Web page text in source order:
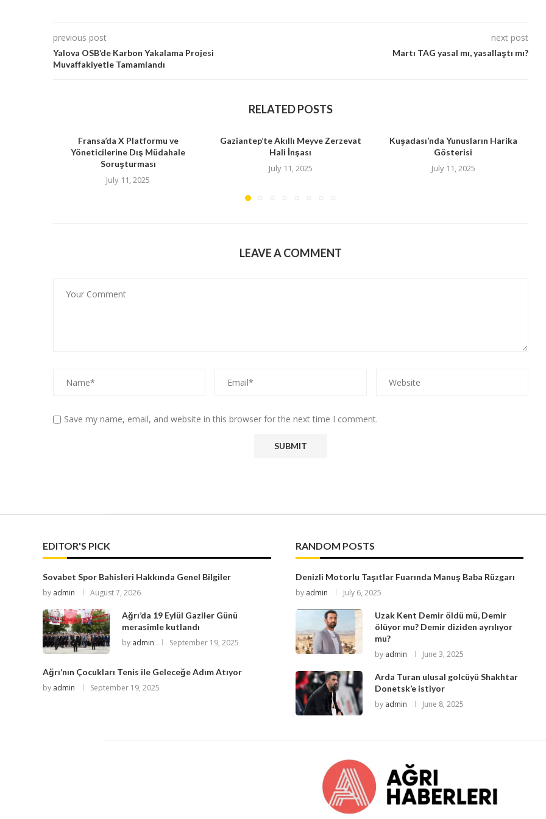
previous post
Yalova OSB’de Karbon Yakalama Projesi
Muvaffakiyetle Tamamlandı
next post
Martı TAG yasal mı, yasallaştı mı?
RELATED POSTS
Fransa’da X Platformu ve
Yöneticilerine Dış Müdahale
Soruşturması
July 11, 2025
Gaziantep’te Akıllı Meyve Zerzevat
Hali İnşası
July 11, 2025
Kuşadası’nda Yunusların Harika
Gösterisi
July 11, 2025
LEAVE A COMMENT
Save my name, email, and website in this browser for the next time I comment.
EDITOR'S PICK
Sovabet Spor Bahisleri Hakkında Genel Bilgiler
by admin August 7, 2026
Ağrı’da 19 Eylül Gaziler Günü
merasimle kutlandı
by admin September 19, 2025
Ağrı’nın Çocukları Tenis ile Geleceğe Adım Atıyor
by admin September 19, 2025
RANDOM POSTS
Denizli Motorlu Taşıtlar Fuarında Manuş Baba Rüzgarı
by admin July 6, 2025
Uzak Kent Demir öldü mü, Demir
ölüyor mu? Demir diziden ayrılıyor
mu?
by admin June 3, 2025
Arda Turan ulusal golcüyü Shakhtar
Donetsk’e istiyor
by admin June 8, 2025